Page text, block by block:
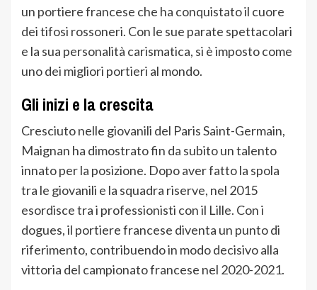
un portiere francese che ha conquistato il cuore
dei tifosi rossoneri. Con le sue parate spettacolari
e la sua personalità carismatica, si è imposto come
uno dei migliori portieri al mondo.
Gli inizi e la crescita
Cresciuto nelle giovanili del Paris Saint-Germain,
Maignan ha dimostrato fin da subito un talento
innato per la posizione. Dopo aver fatto la spola
tra le giovanili e la squadra riserve, nel 2015
esordisce tra i professionisti con il Lille. Con i
dogues, il portiere francese diventa un punto di
riferimento, contribuendo in modo decisivo alla
vittoria del campionato francese nel 2020-2021.